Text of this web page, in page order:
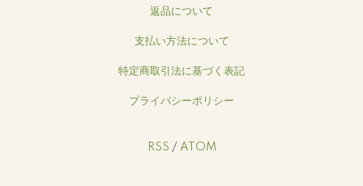
返品について
支払い方法について
特定商取引法に基づく表記
プライバシーポリシー
RSS / ATOM